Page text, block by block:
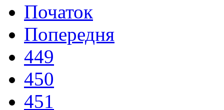
Початок
Попередня
449
450
451